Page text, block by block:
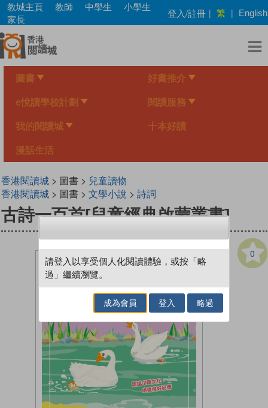
Skip
main
content
教城主頁 教師 中學生
小學生
家長
登入/註冊 | 繁 | English
圖書 好書推介
e悅讀學校計劃 閱讀服務
我的閱讀城 十本好讀
漫話生活
香港閱讀城> 圖書 > 兒童讀物
香港閱讀城> 圖書 > 文學小說 > 詩詞
古詩一百首[兒童經典啟蒙叢書]
0
請登入以享受個人化閱讀體驗，或按「略
過」繼續瀏覽。
成為會員 登入 略過